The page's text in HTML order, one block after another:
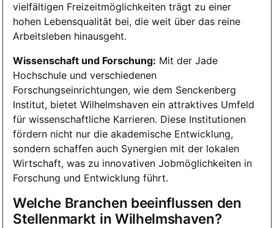
vielfältigen Freizeitmöglichkeiten trägt zu einer
hohen Lebensqualität bei, die weit über das reine
Arbeitsleben hinausgeht.
Wissenschaft und Forschung: Mit der Jade
Hochschule und verschiedenen
Forschungseinrichtungen, wie dem Senckenberg
Institut, bietet Wilhelmshaven ein attraktives Umfeld
für wissenschaftliche Karrieren. Diese Institutionen
fördern nicht nur die akademische Entwicklung,
sondern schaffen auch Synergien mit der lokalen
Wirtschaft, was zu innovativen Jobmöglichkeiten in
Forschung und Entwicklung führt.
Welche Branchen beeinflussen den
Stellenmarkt in Wilhelmshaven?